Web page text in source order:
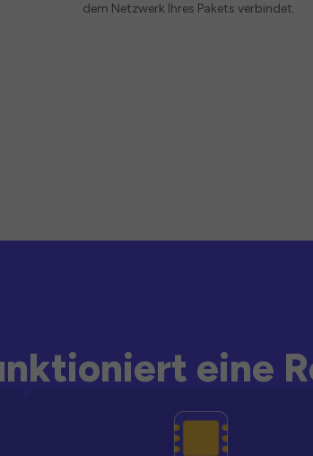
dem Netzwerk Ihres Pakets verbindet.
eine